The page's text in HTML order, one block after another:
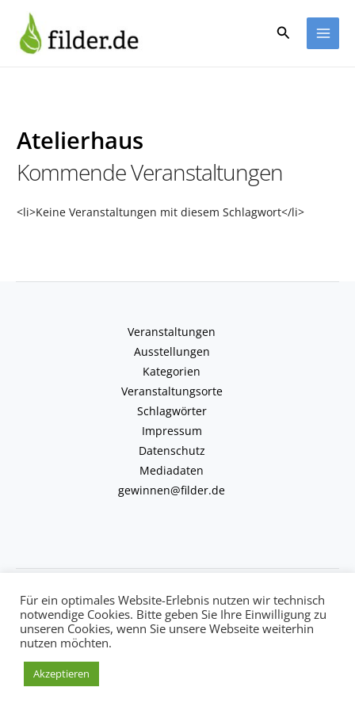
Inhalt
springen
Suchen
Atelierhaus
Kommende Veranstaltungen
<li>Keine Veranstaltungen mit diesem Schlagwort</li>
Veranstaltungen
Ausstellungen
Kategorien
Veranstaltungsorte
Schlagwörter
Impressum
Datenschutz
Mediadaten
gewinnen@filder.de
Copyright © 2026 kulturkalender-filder.de | Powered by kulturkalender-
filder.de
Für ein optimales Website-Erlebnis nutzen wir technisch
notwendige Cookies. Bitte geben Sie Ihre Einwilligung zu
unseren Cookies, wenn Sie unsere Webseite weiterhin
nutzen möchten.
Akzeptieren